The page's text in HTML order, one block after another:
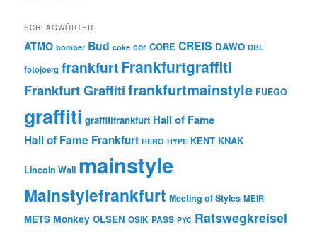
SCHLAGWÖRTER
ATMO bomber Bud coke cor CORE CREIS DAWO DBL
fotojoerg frankfurtFrankfurtgraffiti
Frankfurt Graffitifrankfurtmainstyle FUEGO
graffiti graffitifrankfurt Hall of Fame
Hall of Fame Frankfurt HERO HYPE KENT KNAK
Lincoln Wall mainstyle
Mainstylefrankfurt Meeting of Styles MEIR
METS Monkey OLSEN OSIK PASS PYC Ratswegkreisel